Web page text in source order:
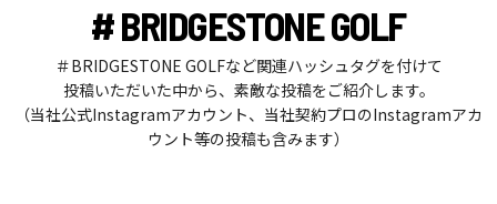
# BRIDGESTONE GOLF
＃BRIDGESTONE GOLFなど関連ハッシュタグを付けて
投稿いただいた中から、素敵な投稿をご紹介します。
（当社公式Instagramアカウント、当社契約プロのInstagramアカ
ウント等の投稿も含みます）